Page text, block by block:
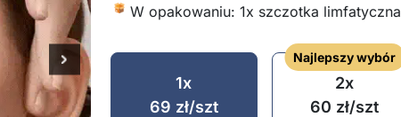
W opakowaniu: 1x szczotka limfatyczna
1x
69 zł/szt
Najlepszy wybór
2x
60 zł/szt